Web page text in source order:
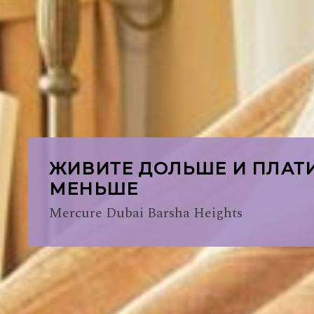
ЖИВИТЕ ДОЛЬШЕ И
МЕНЬШЕ
Mercure Dubai Barsha Heights